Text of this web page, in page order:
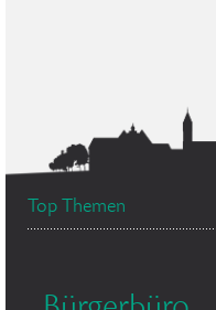
Top Themen